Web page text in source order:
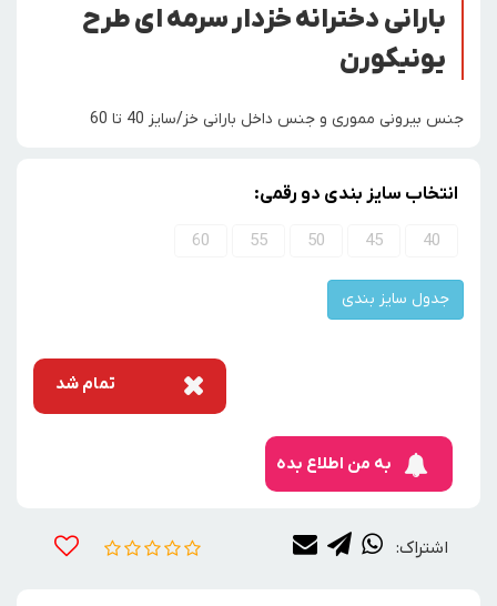
بارانی دخترانه خزدار سرمه ای طرح
یونیکورن
جنس بیرونی مموری و جنس داخل بارانی خز/سایز 40 تا 60
انتخاب سایز بندی دو رقمی:
40
45
50
55
60
جدول سایز بندی
تمام شد
به من اطلاع بده
اشتراک: